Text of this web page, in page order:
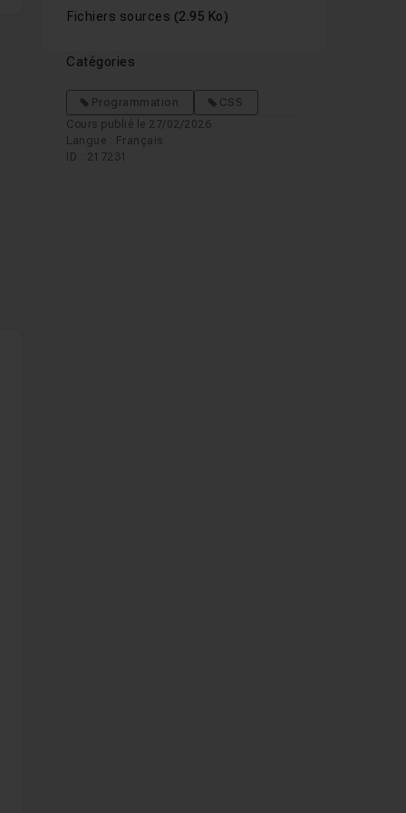
Fichiers sources (2.95 Ko)
Catégories
Programmation
CSS
Cours publié le 27/02/2026
Langue : Français
ID : 217231